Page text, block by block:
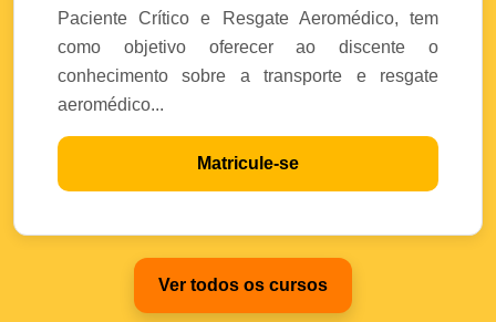
Paciente Crítico e Resgate Aeromédico, tem
como objetivo oferecer ao discente o
conhecimento sobre a transporte e resgate
aeromédico...
Matricule-se
Ver todos os cursos